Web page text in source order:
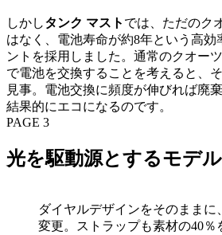
しかしタンク マスト では、ただのク
はなく、電池寿命が約8年という高効
ントを採用しました。通常のクオー
で電池を交換することを考えると、
見事。電池交換に頻度が伸びれば廃
結果的にエコになるのです。
PAGE 3
光を駆動源とするモデ
ダイヤルデザインをそのままに
変更。ストラップも素材の40％